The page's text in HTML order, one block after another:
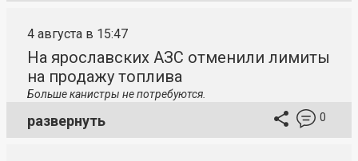
4 августа в 15:47
На ярославских АЗС отменили лимиты
на продажу топлива
Больше канистры не потребуются.
развернуть 0